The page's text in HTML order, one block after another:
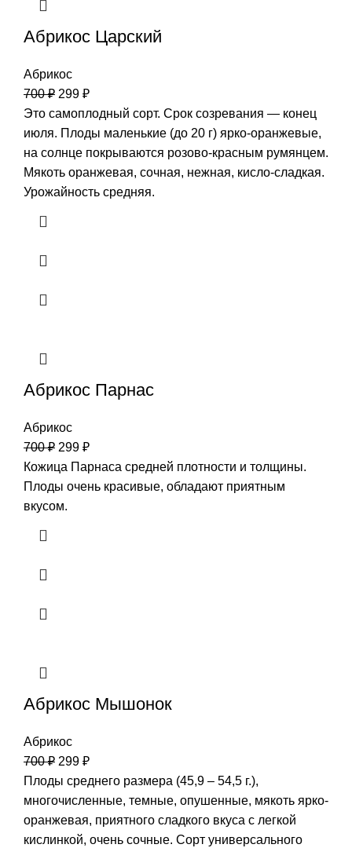
Абрикос Царский
Абрикос
700₽ 299 ₽
Это самоплодный сорт. Срок созревания — конец
июля. Плоды маленькие (до 20 г) ярко-оранжевые,
на солнце покрываются розово-красным румянцем.
Мякоть оранжевая, сочная, нежная, кисло-сладкая.
Урожайность средняя.
Абрикос Парнас
Абрикос
700₽ 299 ₽
Кожица Парнаса средней плотности и толщины.
Плоды очень красивые, обладают приятным
вкусом.
Абрикос Мышонок
Абрикос
700₽ 299 ₽
Плоды среднего размера (45,9 – 54,5 г.),
многочисленные, темные, опушенные, мякоть ярко-
оранжевая, приятного сладкого вкуса с легкой
кислинкой, очень сочные. Сорт универсального